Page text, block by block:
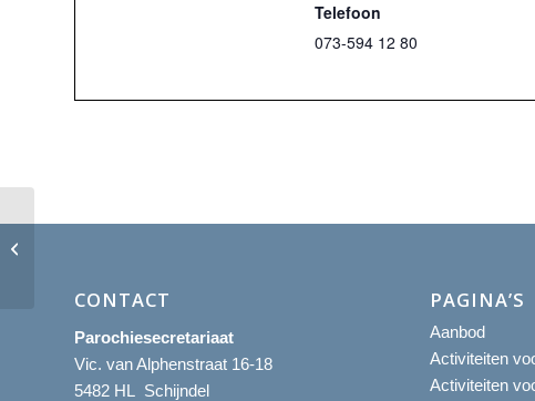
Telefoon
073-594 12 80
CONTACT
Parochiesecretariaat
Vic. van Alphenstraat 16-18
5482 HL Schijndel
PAGINA’S
Aanbod
Activiteiten
Activiteiten